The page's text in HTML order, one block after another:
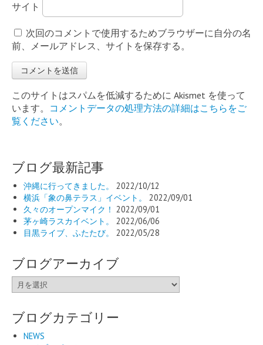
サイト
次回のコメントで使用するためブラウザーに自分の名
前、メールアドレス、サイトを保存する。
このサイトはスパムを低減するために Akismet を使って
います。 コメントデータの処理方法の詳細はこちらをご
覧ください。
ブログ最新記事
沖縄に行ってきました。
2022/10/12
横浜「象の鼻テラス」イベント。
2022/09/01
久々のオープンマイク！ 2022/09/01
茅ヶ崎ラスカイベント。
2022/06/06
目黒ライブ、ふたたび。
2022/05/28
ブログアーカイブ
ブ
ロ
ア
カ
ブログカテゴリー
NEWS